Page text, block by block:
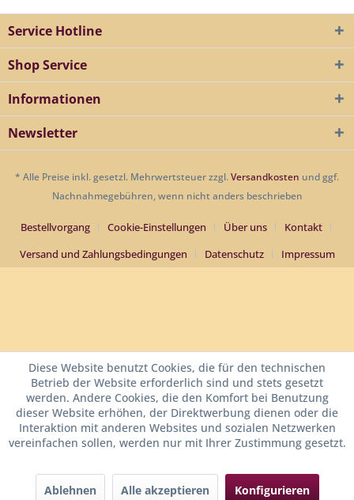
Service Hotline
Shop Service
Informationen
Newsletter
* Alle Preise inkl. gesetzl. Mehrwertsteuer zzgl.Versandkosten und ggf.
Nachnahmegebühren, wenn nicht anders beschrieben
Bestellvorgang Cookie-Einstellungen Über uns
Kontakt
Versand und Zahlungsbedingungen
Datenschutz Impressum
Diese Website benutzt Cookies, die für den technischen
Betrieb der Website erforderlich sind und stets gesetzt
werden. Andere Cookies, die den Komfort bei Benutzung
dieser Website erhöhen, der Direktwerbung dienen oder die
Interaktion mit anderen Websites und sozialen Netzwerken
vereinfachen sollen, werden nur mit Ihrer Zustimmung gesetzt.
Ablehnen Alle akzeptieren Konfigurieren